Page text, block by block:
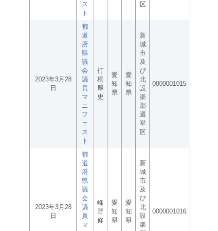
ス
ト
区
2023年3月28
日
都
道
府
県
議
会
議
員
マ
ニ
フ
ェ
ス
ト
打
桐
厚
史
愛
知
県
愛
知
県
新
城
市
及
び
北
設
楽
郡
選
挙
区
0000001015
2023年3月28
日
都
道
府
県
議
会
議
員
マ
峰
野
修
愛
知
県
愛
知
県
新
城
市
及
び
北
設
楽
0000001016